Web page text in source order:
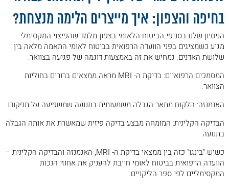
בחיפה והצפון: איך מייצרים הלימה מנצחת?
הניסיון שלנו בסניפי הביטוח הלאומי בצפון מלמד שהפיצוי המקסימלי
מגיע כשמציגים בפני הוועדה הרפואית בביטוח לאומי התאמה מלאה בין
שלושת האדנים. נמחיש את זה באמצעות דוגמה של פגיעה בצוואר:
המסמכים הרפואיים: בדיקת ה- MRI מראה ממצאים ברורים בחוליות
הצוואר.
האנמנזה: הלקוח מתאר הגבלה משמעותית בתנועה שמשפיעה על תפקודו.
הבדיקה הקלינית: המומחה מבצע בדיקה פיזית שמאשרת את אותה הגבלה
בתנועה.
כשיש "בינגו" כזה בין ממצאי בדיקת ה- MRI, האנמנזה והבדיקה הקלינית –
הוועדה הרפואית בביטוח לאומי חייבת להעניק את אחוזי הנכות
המקסימליים לפי ספר הליקויים.